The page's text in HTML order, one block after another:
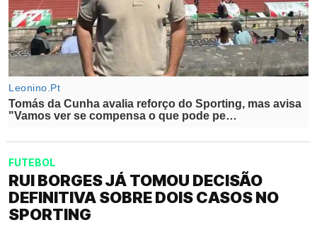
FUTEBOL
RUI BORGES JÁ TOMOU DECISÃO
DEFINITIVA SOBRE DOIS CASOS NO
SPORTING